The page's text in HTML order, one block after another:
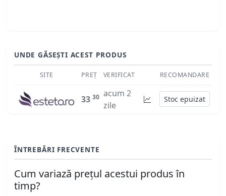
UNDE GĂSEȘTI ACEST PRODUS
SITE PREȚ VERIFICAT RECOMANDARE
33 30 acum 2
zile
Stoc epuizat
ÎNTREBĂRI FRECVENTE
Cum variază prețul acestui produs în
timp?